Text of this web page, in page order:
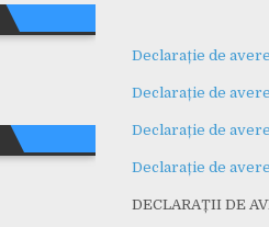
Declarație de
Declarație de
Declarație de
Declarație de
DECLARAȚII DE